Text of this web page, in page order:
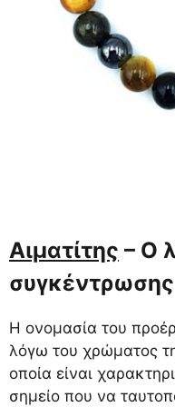
Αιματίτης – Ο
συγκέντρωσης
Η ονομασία του
λόγω του χρώματος
οποία είναι
σημείο που να